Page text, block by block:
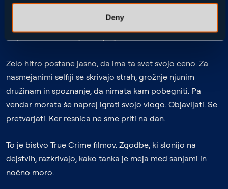
Deny
lokacije. Popolni kadri. Skrivnosten, očarljiv moški, ki
Zelo hitro postane jasno, da ima ta svet svojo ceno. Za
nasmejanimi selfiji se skrivajo strah, grožnje njunim
družinam in spoznanje, da nimata kam pobegniti. Pa
vendar morata še naprej igrati svojo vlogo. Objavljati. Se
pretvarjati. Ker resnica ne sme priti na dan.
To je bistvo True Crime filmov. Zgodbe, ki slonijo na
dejstvih, razkrivajo, kako tanka je meja med sanjami in
nočno moro.